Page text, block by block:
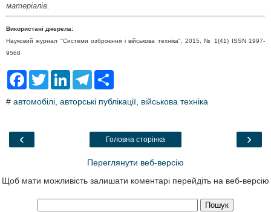
матеріалів.
Використані джерела:
Науковий журнал "Системи озброєння і військова техніка", 2015, № 1(41) ISSN 1997-
9568
F
e
o
T
t
L
k
T
e
a
r
# автомобілі, авторські публікації, військова техніка
‹ ›
Головна сторінка
Переглянути веб-версію
Щоб мати можливість залишати коментарі перейдіть на веб-версію